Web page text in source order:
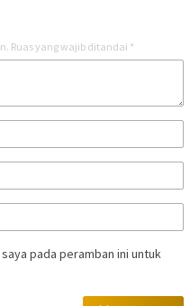
Ruas yang wajib ditandai *
pada peramban ini untuk